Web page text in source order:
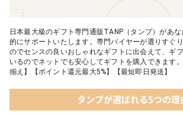
日本最大級のギフト専門通販TANP（タンプ）があ
的にサポートいたします。専門バイヤーが選りすぐ
のでセンスの良いおしゃれなギフトに出会えて、ギ
いるのでネットでも安心してギフトを購入できます
揃え】【ポイント還元最大5%】【最短即日発送】
タンプが選ばれる5つの理